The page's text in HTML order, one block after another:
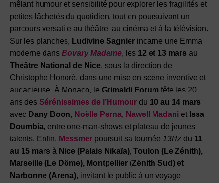
mêlant humour et sensibilité pour explorer les fragilités et
petites lâchetés du quotidien, tout en poursuivant un
parcours versatile au théâtre, au cinéma et à la télévision.
Sur les planches, Ludivine Sagnier incarne une Emma
moderne dans Bovary Madame, les 12 et 13 mars au
Théâtre National de Nice, sous la direction de
Christophe Honoré, dans une mise en scène inventive et
audacieuse. À Monaco, le Grimaldi Forum fête les 20
ans des Sérénissimes de l’Humour du 10 au 14 mars
avec Dany Boon, Noëlle Perna, Nawell Madani et Issa
Doumbia, entre one-man-shows et plateau de jeunes
talents. Enfin, Messmer poursuit sa tournée 13Hz du 11
au 15 mars à Nice (Palais Nikaïa), Toulon (Le Zénith),
Marseille (Le Dôme), Montpellier (Zénith Sud) et
Narbonne (Arena), invitant le public à un voyage